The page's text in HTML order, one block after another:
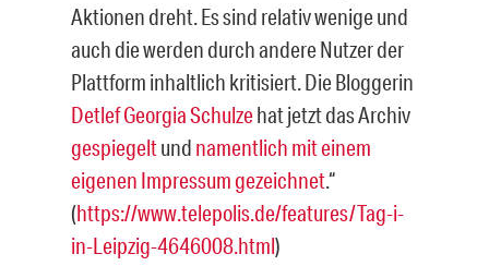
Aktionen dreht. Es sind relativ wenige und
auch die werden durch andere Nutzer der
Plattform inhaltlich kritisiert. Die Bloggerin
Detlef Georgia Schulzehat jetzt das Archiv
gespiegeltund namentlich mit einem
eigenen Impressum gezeichnet.“
(https://www.telepolis.de/features/Tag-i-
in-Leipzig-4646008.html)